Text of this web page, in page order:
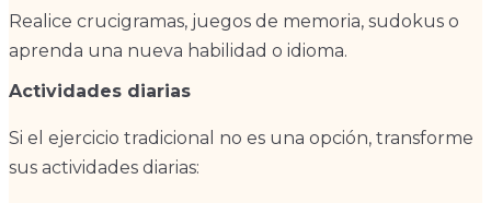
Realice crucigramas, juegos de memoria, sudokus o
aprenda una nueva habilidad o idioma.
Actividades diarias
Si el ejercicio tradicional no es una opción, transforme
sus actividades diarias: